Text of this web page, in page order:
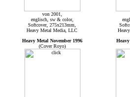
von 2001,
englisch, sw & color,
Softcover, 275x213mm,
Heavy Metal Media, LLC
Heavy Metal November 1996
(Cover Royo)